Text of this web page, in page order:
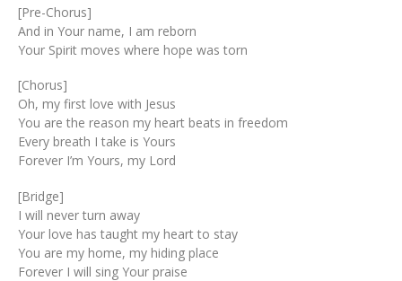
[Pre-Chorus]
And in Your name, I am reborn
Your Spirit moves where hope was torn
[Chorus]
Oh, my first love with Jesus
You are the reason my heart beats in freedom
Every breath I take is Yours
Forever I’m Yours, my Lord
[Bridge]
I will never turn away
Your love has taught my heart to stay
You are my home, my hiding place
Forever I will sing Your praise